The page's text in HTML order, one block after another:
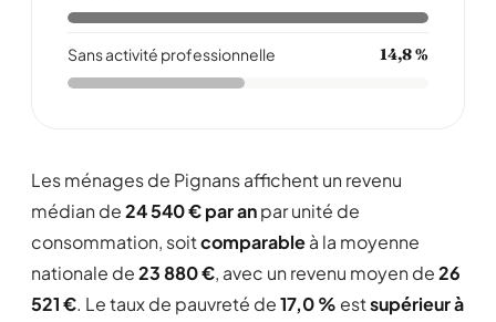
Sans activité professionnelle 14,8 %
Les ménages de Pignans affichent un revenu
médian de24 540 € par anpar unité de
consommation, soitcomparableà la moyenne
nationale de23 880 €, avec un revenu moyen de26
521 €. Le taux de pauvreté de17,0 % estsupérieur à